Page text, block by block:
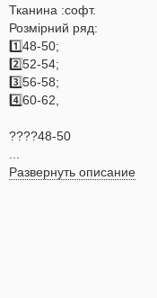
Тканина :софт.
Розмірний ряд:
1️⃣48-50;
2️⃣52-54;
3️⃣56-58;
4️⃣60-62,
????48-50
Развернуть описание